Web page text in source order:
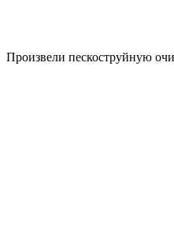
Произвели пескоструйную